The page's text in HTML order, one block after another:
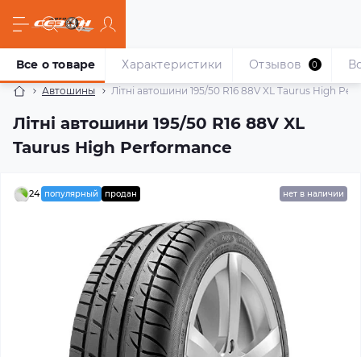
Автошины Літні автошини 195/50 R16 88V XL Taurus High
Літні автошини 195/50 R16 88V XL
Taurus High Performance
Все о товаре Характеристики Отзывов 0
24 популярный продан нет в наличии